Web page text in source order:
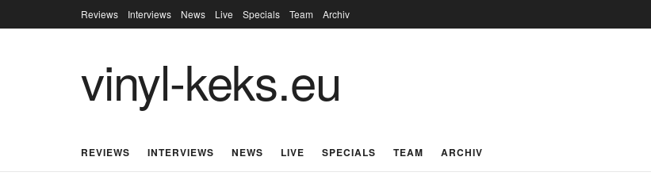
Reviews Interviews News Live Specials Team Archiv
vinyl-keks.eu
REVIEWS INTERVIEWS NEWS LIVE SPECIALS TEAM ARCHIV